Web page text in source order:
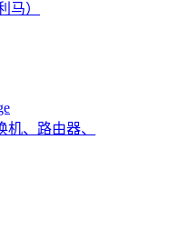
马）
机、路由器、